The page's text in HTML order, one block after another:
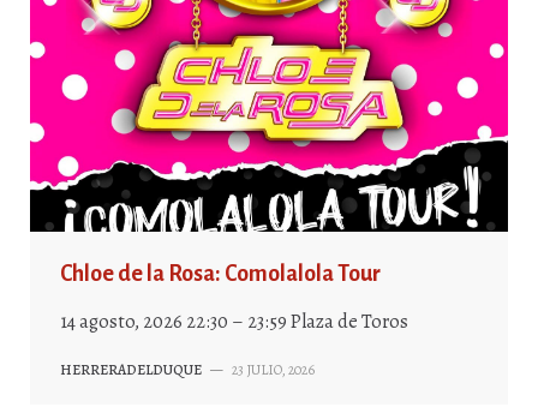
Chloe de la Rosa: Comolalola Tour
14 agosto, 2026 22:30 – 23:59 Plaza de Toros
HERRERADELDUQUE — 23 JULIO, 2026